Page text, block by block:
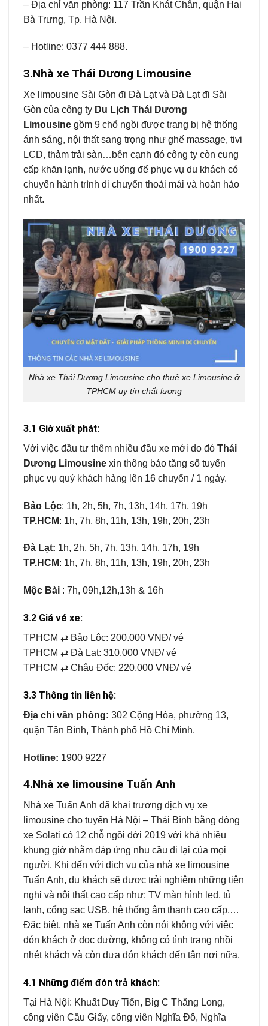
– Địa chỉ văn phòng: 117 Trần Khát Chân, quận Hai
Bà Trưng, Tp. Hà Nội.
– Hotline: 0377 444 888.
3.Nhà xe Thái Dương Limousine
Xe limousine Sài Gòn đi Đà Lạt và Đà Lạt đi Sài
Gòn của công ty Du Lịch Thái Dương
Limousine gồm 9 chổ ngồi được trang bị hệ thống
ánh sáng, nội thất sang trọng như ghế massage, tivi
LCD, thảm trải sàn…bên cạnh đó công ty còn cung
cấp khăn lạnh, nước uống để phục vụ du khách có
chuyến hành trình di chuyển thoải mái và hoàn hảo
nhất.
Nhà xe Thái Dương Limousine cho thuê xe Limousine ở
TPHCM uy tín chất lượng
3.1 Giờ xuất phát:
Với việc đầu tư thêm nhiều đầu xe mới do đó Thái
Dương Limousine xin thông báo tăng số tuyến
phục vụ quý khách hàng lên 16 chuyến / 1 ngày.
Bảo Lộc: 1h, 2h, 5h, 7h, 13h, 14h, 17h, 19h
TP.HCM: 1h, 7h, 8h, 11h, 13h, 19h, 20h, 23h
Đà Lạt: 1h, 2h, 5h, 7h, 13h, 14h, 17h, 19h
TP.HCM: 1h, 7h, 8h, 11h, 13h, 19h, 20h, 23h
Mộc Bài : 7h, 09h,12h,13h & 16h
3.2 Giá vé xe:
TPHCM ⇄ Bảo Lộc: 200.000 VNĐ/ vé
TPHCM ⇄ Đà Lạt: 310.000 VNĐ/ vé
TPHCM ⇄ Châu Đốc: 220.000 VNĐ/ vé
3.3 Thông tin liên hệ:
Địa chỉ văn phòng: 302 Cộng Hòa, phường 13,
quận Tân Bình, Thành phố Hồ Chí Minh.
Hotline: 1900 9227
4.Nhà xe limousine Tuấn Anh
Nhà xe Tuấn Anh đã khai trương dịch vụ xe
limousine cho tuyến Hà Nội – Thái Bình bằng dòng
xe Solati có 12 chỗ ngồi đời 2019 với khá nhiều
khung giờ nhằm đáp ứng nhu cầu đi lại của mọi
người. Khi đến với dịch vụ của nhà xe limousine
Tuấn Anh, du khách sẽ được trải nghiệm những tiện
nghi và nội thất cao cấp như: TV màn hình led, tủ
lạnh, cổng sạc USB, hệ thống âm thanh cao cấp,…
Đặc biệt, nhà xe Tuấn Anh còn nói không với việc
đón khách ở dọc đường, không có tình trạng nhồi
nhét khách và còn đưa đón khách đến tận nơi nữa.
4.1 Những điểm đón trả khách:
Tại Hà Nội: Khuất Duy Tiến, Big C Thăng Long,
công viên Cầu Giấy, công viên Nghĩa Đô, Nghĩa